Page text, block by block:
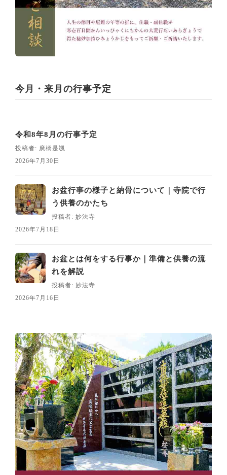
今月・来月の行事予定
令和8年8月の行事予定
投稿者: 廣橋是颯
2026年7月30日
お盆行事の様子と納骨について｜寺院で行
う供養のかたち
投稿者: 妙法寺
2026年7月18日
お盆とは何をする行事か｜準備と供養の流
れを解説
投稿者: 妙法寺
2026年7月16日